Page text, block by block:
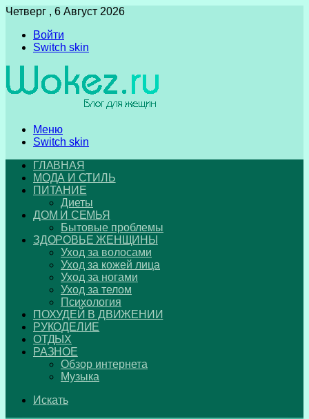
Четверг , 6 Август 2026
Войти
Switch skin
Меню
Switch skin
ГЛАВНАЯ
МОДА И СТИЛЬ
ПИТАНИЕ
Диеты
ДОМ И СЕМЬЯ
Бытовые проблемы
ЗДОРОВЬЕ ЖЕНЩИНЫ
Уход за волосами
Уход за кожей лица
Уход за ногами
Уход за телом
Психология
ПОХУДЕЙ В ДВИЖЕНИИ
РУКОДЕЛИЕ
ОТДЫХ
РАЗНОЕ
Обзор интернета
Музыка
Искать